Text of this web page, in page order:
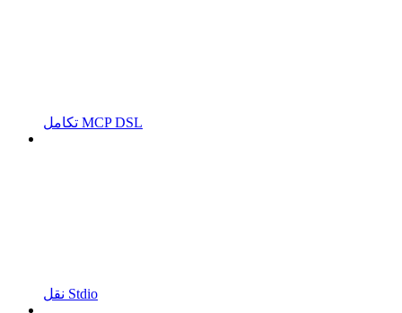
تكامل MCP DSL
نقل Stdio